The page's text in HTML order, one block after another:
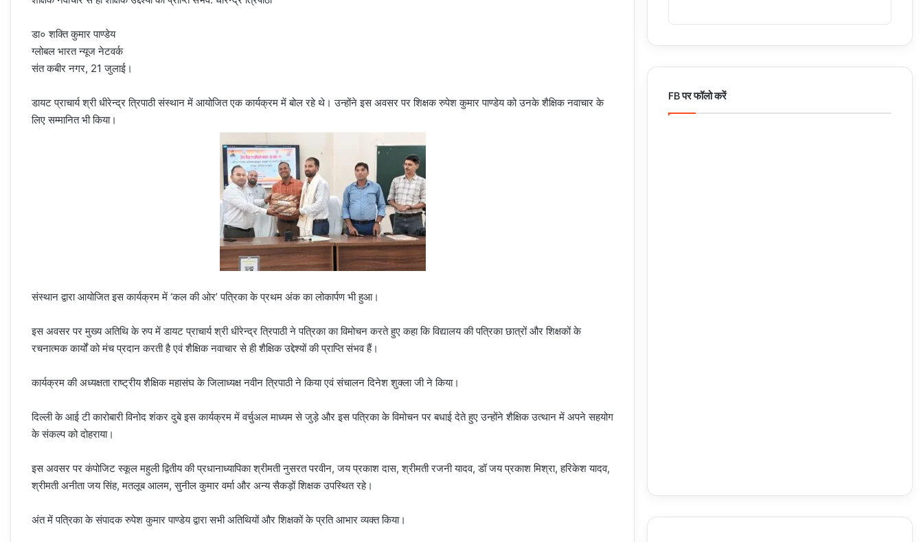
डा० शक्ति कुमार पाण्डेय
ग्लोबल भारत न्यूज नेटवर्क
संत कबीर नगर, 21 जुलाई।
डायट प्राचार्य श्री धीरेन्द्र त्रिपाठी संस्थान में आयोजित एक कार्यक्रम में बोल रहे थे। उन्होंने इस अवसर पर शिक्षक रुपेश कुमार पाण्डेय को उनके शैक्षिक नवाचार के
लिए सम्मानित भी किया।
संस्थान द्वारा आयोजित इस कार्यक्रम में ‘कल की ओर’ पत्रिका के प्रथम अंक का लोकार्पण भी हुआ।
इस अवसर पर मुख्य अतिथि के रुप में डायट प्राचार्य श्री धीरेन्द्र त्रिपाठी ने पत्रिका का विमोचन करते हुए कहा कि विद्यालय की पत्रिका छात्रों और शिक्षकों के
रचनात्मक कार्यों को मंच प्रदान करती है एवं शैक्षिक नवाचार से ही शैक्षिक उद्देश्यों की प्राप्ति संभव हैं।
कार्यक्रम की अध्यक्षता राष्ट्रीय शैक्षिक महासंघ के जिलाध्यक्ष नवीन त्रिपाठी ने किया एवं संचालन दिनेश शुक्ला जी ने किया।
दिल्ली के आई टी कारोबारी विनोद शंकर दुबे इस कार्यक्रम में वर्चुअल माध्यम से जुड़े और इस पत्रिका के विमोचन पर बधाई देते हुए उन्होंने शैक्षिक उत्थान में अपने सहयोग
के संकल्प को दोहराया।
इस अवसर पर कंपोजिट स्कूल महुली द्वितीय की प्रधानाध्यापिका श्रीमती नुसरत परवीन, जय प्रकाश दास, श्रीमती रजनी यादव, डॉ जय प्रकाश मिश्रा, हरिकेश यादव,
श्रीमती अनीता जय सिंह, मतलूब आलम, सुनील कुमार वर्मा और अन्य सैकड़ों शिक्षक उपस्थित रहे।
अंत में पत्रिका के संपादक रुपेश कुमार पाण्डेय द्वारा सभी अतिथियों और शिक्षकों के प्रति आभार व्यक्त किया।
FB पर फॉलो करें